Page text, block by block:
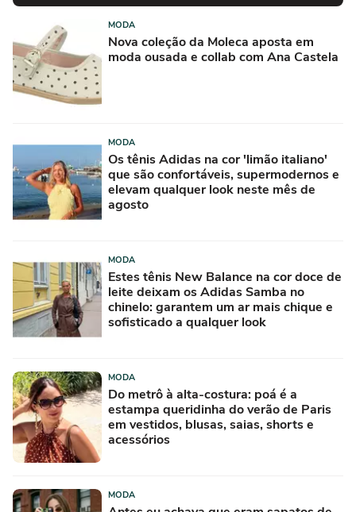
MODA
Nova coleção da Moleca aposta em
moda ousada e collab com Ana Castela
MODA
Os tênis Adidas na cor 'limão italiano'
que são confortáveis, supermodernos e
elevam qualquer look neste mês de
agosto
MODA
Estes tênis New Balance na cor doce de
leite deixam os Adidas Samba no
chinelo: garantem um ar mais chique e
sofisticado a qualquer look
MODA
Do metrô à alta-costura: poá é a
estampa queridinha do verão de Paris
em vestidos, blusas, saias, shorts e
acessórios
MODA